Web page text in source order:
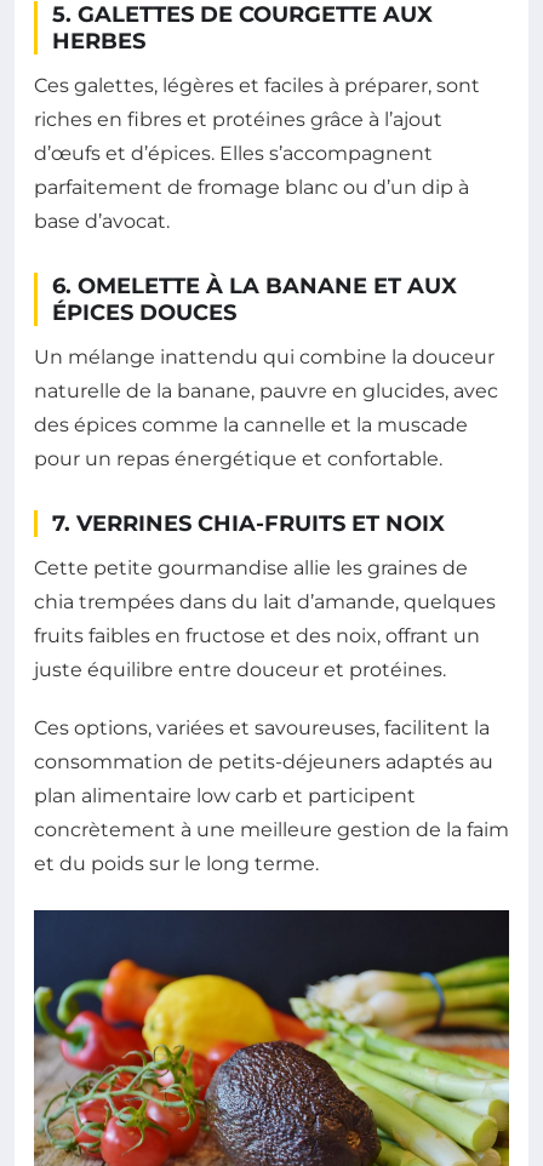
5. GALETTES DE COURGETTE AUX
HERBES
Ces galettes, légères et faciles à préparer, sont
riches en fibres et protéines grâce à l’ajout
d’œufs et d’épices. Elles s’accompagnent
parfaitement de fromage blanc ou d’un dip à
base d’avocat.
6. OMELETTE À LA BANANE ET AUX
ÉPICES DOUCES
Un mélange inattendu qui combine la douceur
naturelle de la banane, pauvre en glucides, avec
des épices comme la cannelle et la muscade
pour un repas énergétique et confortable.
7. VERRINES CHIA-FRUITS ET NOIX
Cette petite gourmandise allie les graines de
chia trempées dans du lait d’amande, quelques
fruits faibles en fructose et des noix, offrant un
juste équilibre entre douceur et protéines.
Ces options, variées et savoureuses, facilitent la
consommation de petits-déjeuners adaptés au
plan alimentaire low carb et participent
concrètement à une meilleure gestion de la faim
et du poids sur le long terme.